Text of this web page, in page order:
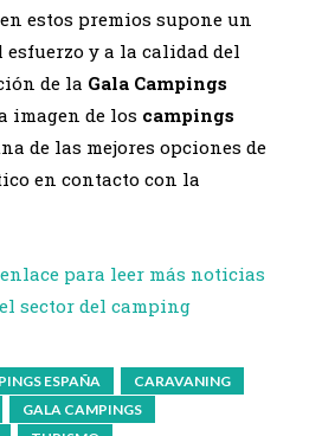
estos premios supone un
y a la calidad del
de la Gala Campings
imagen de los campings
de las mejores opciones de
en contacto con la
para leer más noticias
sector del camping
ESPAÑA
CARAVANING
GALA CAMPINGS